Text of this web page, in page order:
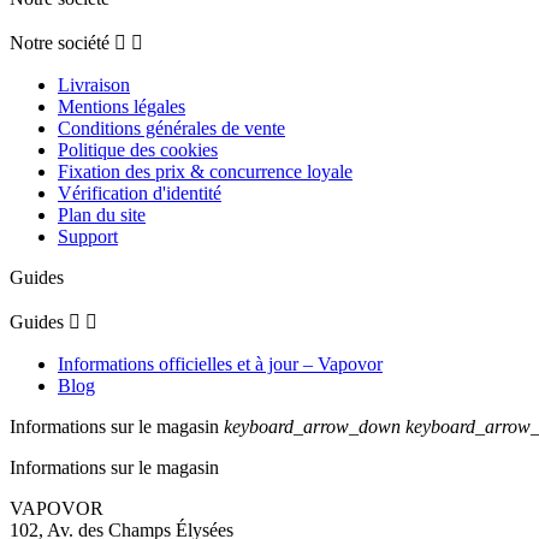
Notre société  
Livraison
Mentions légales
Conditions générales de vente
Politique des cookies
Fixation des prix & concurrence loyale
Vérification d'identité
Plan du site
Support
Guides
Guides  
Informations officielles et à jour – Vapovor
Blog
Informations sur le magasin keyboard_arrow_down
Informations sur le magasin
VAPOVOR
102, Av. des Champs Élysées